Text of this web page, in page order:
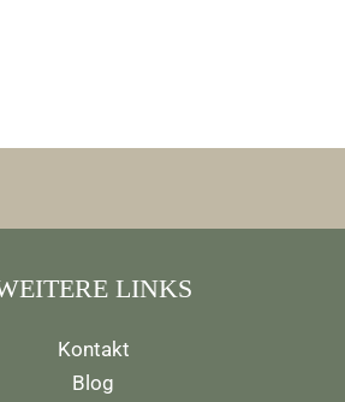
LINKS
Kontakt
Blog